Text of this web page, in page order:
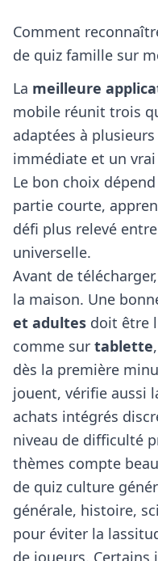
Comment
de quiz famille sur
La meilleure
mobile réunit trois
adaptées à
immédiate et un
Le bon choix
partie courte,
défi plus relevé
universelle.
Avant de
la maison. Une
et adultes doit être
comme sur tablette
dès la première
jouent, vérifie aussi
achats intégrés
niveau de difficulté
thèmes compte
de quiz culture
générale, histoire,
pour éviter la
de joueurs.